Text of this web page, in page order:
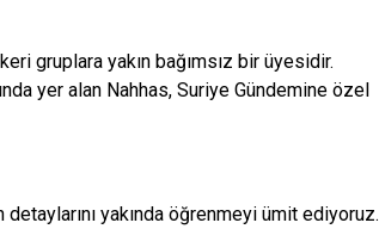
gruplara yakın bağımsız bir üyesidir.
yer alan Nahhas, Suriye Gündemine özel
yakında öğrenmeyi ümit ediyoruz.